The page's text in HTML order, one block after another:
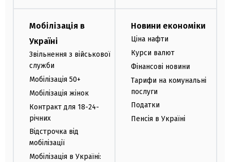
Мобілізація в
Україні
Звільнення з військової
служби
Мобілізація 50+
Мобілізація жінок
Контракт для 18-24-
річних
Відстрочка від
мобілізації
Мобілізація в Україні:
Новини економіки
Ціна нафти
Курси валют
Фінансові новини
Тарифи на комунальні
послуги
Податки
Пенсія в Україні